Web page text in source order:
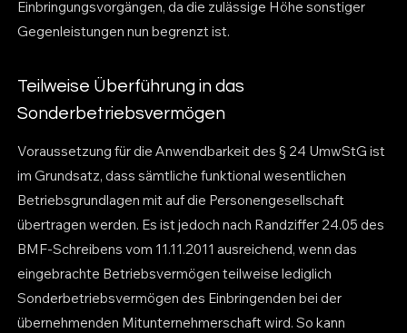
Einbringungsvorgängen, da die zulässige Höhe sonstiger
Gegenleistungen nun begrenzt ist.
Teilweise Überführung in das
Sonderbetriebsvermögen
Voraussetzung für die Anwendbarkeit des § 24 UmwStG ist
im Grundsatz, dass sämtliche funktional wesentlichen
Betriebsgrundlagen mit auf die Personengesellschaft
übertragen werden. Es ist jedoch nach Randziffer 24.05 des
BMF-Schreibens vom 11.11.2011 ausreichend, wenn das
eingebrachte Betriebsvermögen teilweise lediglich
Sonderbetriebsvermögen des Einbringenden bei der
übernehmenden Mitunternehmerschaft wird. So kann